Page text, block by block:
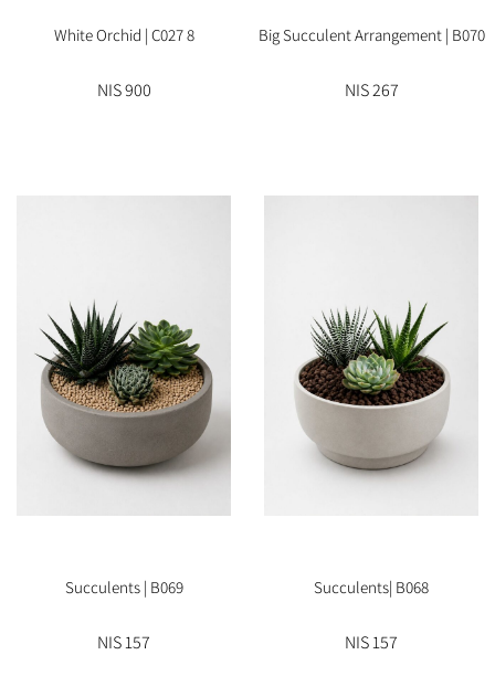
Big Succulent Arrangement | B070
267 NIS
8 White Orchid | C027
900 NIS
Succulents| B068
157 NIS
Succulents | B069
157 NIS